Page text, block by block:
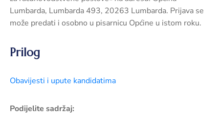
Lumbarda, Lumbarda 493, 20263 Lumbarda. Prijava se
može predati i osobno u pisarnicu Općine u istom roku.
Prilog
Obavijesti i upute kandidatima
Podijelite sadržaj: